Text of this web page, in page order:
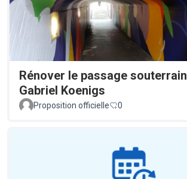
Rénover le passage souterrain
Gabriel Koenigs
Proposition officielle 0